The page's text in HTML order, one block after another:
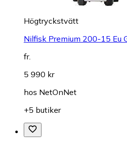
Högtryckstvätt
Nilfisk Premium 200-15 Eu
fr.
5 990 kr
hos NetOnNet
+5 butiker